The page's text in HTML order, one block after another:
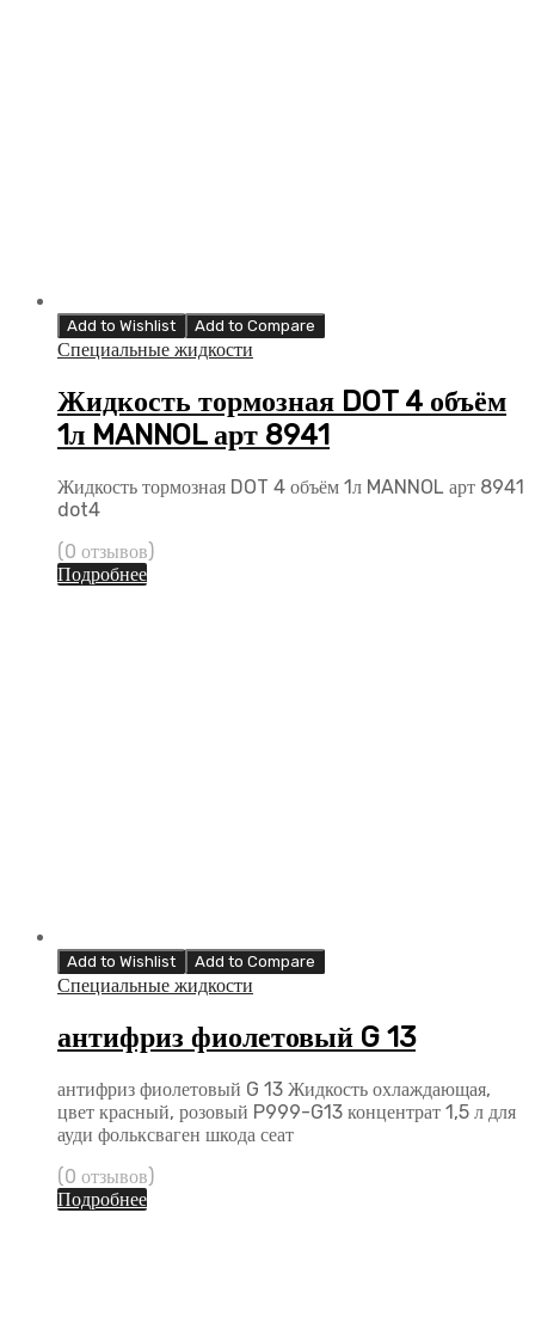
Add to Wishlist Add to Compare
Специальные жидкости
Жидкость тормозная DOT 4 объём
1л MANNOL арт 8941
Жидкость тормозная DOT 4 объём 1л MANNOL арт 8941
dot4
(0 отзывов)
Подробнее
Add to Wishlist Add to Compare
Специальные жидкости
антифриз фиолетовый G 13
антифриз фиолетовый G 13 Жидкость охлаждающая,
цвет красный, розовый P999-G13 концентрат 1,5 л для
ауди фольксваген шкода сеат
(0 отзывов)
Подробнее